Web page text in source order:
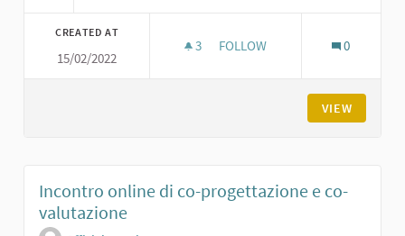
CREATED AT
15/02/2022
3 3 FOLLOWERS
FOLLOW 0
VIEW
Incontro online di co-progettazione e co-
valutazione